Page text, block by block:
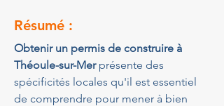
Résumé :
Obtenir un permis de construire à
Théoule-sur-Mer présente des
spécificités locales qu'il est essentiel
de comprendre pour mener à bien